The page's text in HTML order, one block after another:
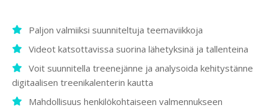
Paljon valmiiksi suunniteltuja teemaviikkoja
Videot katsottavissa suorina lähetyksinä ja tallenteina
Voit suunnitella treenejänne ja analysoida kehitystänne
digitaalisen treenikalenterin kautta
Mahdollisuus henkilökohtaiseen valmennukseen